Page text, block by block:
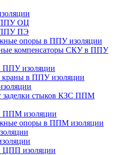
ОЦ
ПЭ
опоры в ППУ изоляции
компенсаторы СКУ в ППУ
ППУ изоляции
в ППУ изоляции
заделки стыков КЗС ППМ
ППМ изоляции
опоры в ППМ изоляции
ЦПП изоляции